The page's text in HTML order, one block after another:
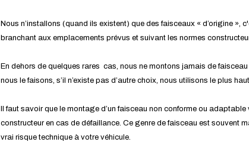
Nous n’installons (quand ils existent) que des faisceaux « d’origine
branchant aux emplacements prévus et suivant les normes
En dehors de quelques rares cas, nous ne montons jamais de
nous le faisons, s’il n’existe pas d’autre choix, nous utilisons le plus
Il faut savoir que le montage d’un faisceau non conforme ou
constructeur en cas de défaillance. Ce genre de faisceau est souvent
vrai risque technique à votre véhicule.